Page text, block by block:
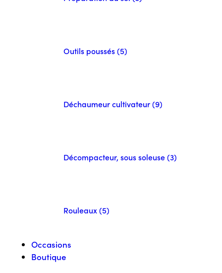
Outils poussés (5)
Déchaumeur cultivateur (9)
Décompacteur, sous soleuse (3)
Rouleaux (5)
Occasions
Boutique